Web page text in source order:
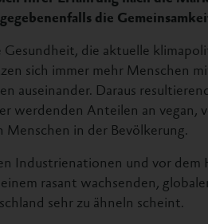
die
die aktuelle
sich immer mehr Menschen
auseinander. Daraus
werdenden Anteilen an vegan,
Menschen in der Bevölkerung.
Industrienationen und vor dem
rasant wachsenden,
sehr zu ähneln scheint.